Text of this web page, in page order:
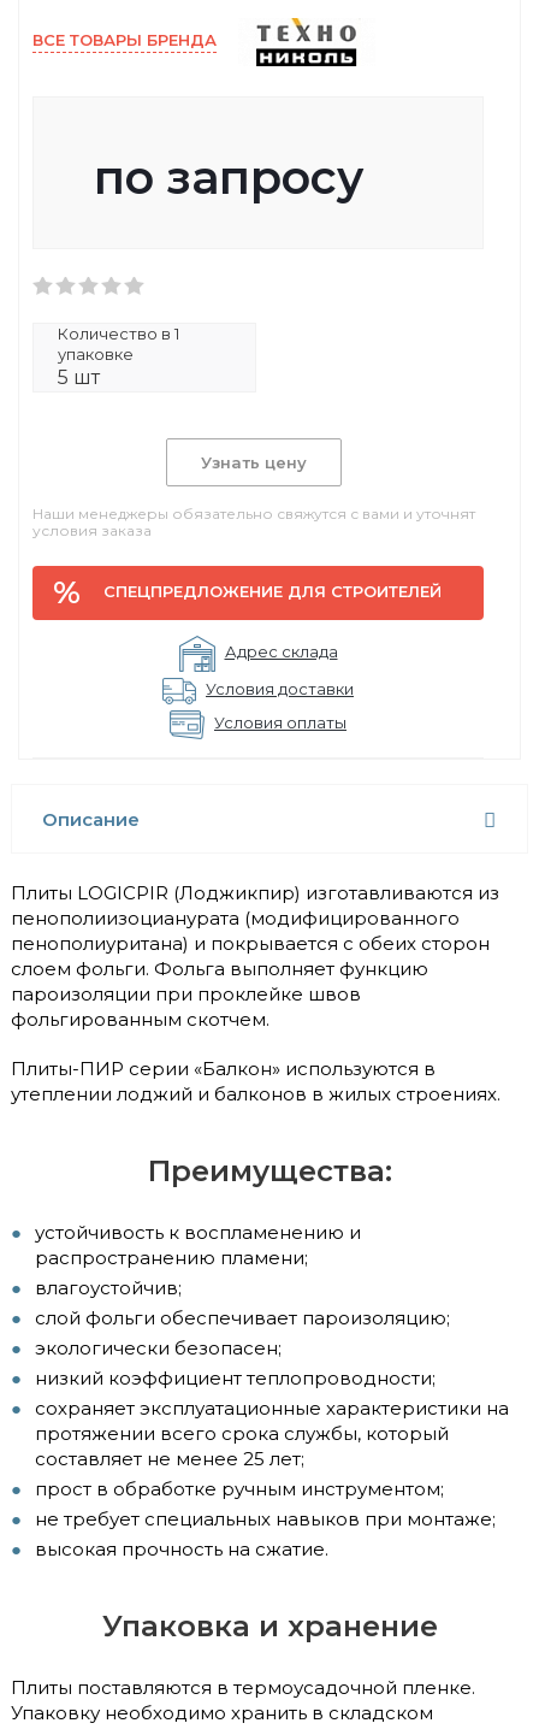
ВСЕ ТОВАРЫ БРЕНДА
по запросу
Количество в 1
упаковке
5 шт
Узнать цену
Наши менеджеры обязательно свяжутся с вами и уточнят
условия заказа
СПЕЦПРЕДЛОЖЕНИЕ ДЛЯ СТРОИТЕЛЕЙ
Адрес склада
Условия доставки
Условия оплаты
Описание
Плиты LOGICPIR (Лоджикпир) изготавливаются из
пенополиизоцианурата (модифицированного
пенополиуритана) и покрывается с обеих сторон
слоем фольги. Фольга выполняет функцию
пароизоляции при проклейке швов
фольгированным скотчем.
Плиты-ПИР серии «Балкон» используются в
утеплении лоджий и балконов в жилых строениях.
Преимущества:
устойчивость к воспламенению и
распространению пламени;
влагоустойчив;
слой фольги обеспечивает пароизоляцию;
экологически безопасен;
низкий коэффициент теплопроводности;
сохраняет эксплуатационные характеристики на
протяжении всего срока службы, который
составляет не менее 25 лет;
прост в обработке ручным инструментом;
не требует специальных навыков при монтаже;
высокая прочность на сжатие.
Упаковка и хранение
Плиты поставляются в термоусадочной пленке.
Упаковку необходимо хранить в складском